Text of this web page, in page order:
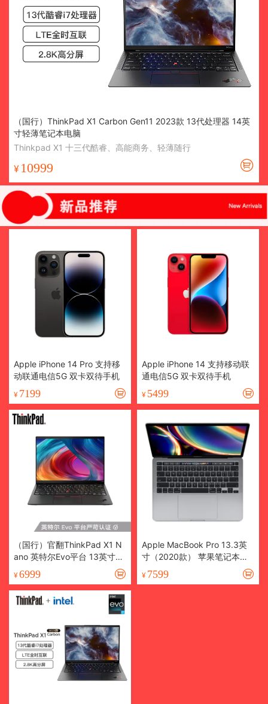
（国行）ThinkPad X1 Carbon Gen11 2023款 13代处理器 14英
寸轻薄笔记本电脑
Thinkpad X1 十三代酷睿、高能商务、轻薄随行
¥ 10999
Apple iPhone 14 Pro 支持移
动联通电信5G 双卡双待手机
¥ 7199
Apple iPhone 14 支持移动联
通电信5G 双卡双待手机
¥ 5499
（国行）官翻ThinkPad X1 N
ano 英特尔Evo平台 13英寸轻
薄笔记本电脑
¥6999
Apple MacBook Pro 13.3英
寸（2020款） 苹果笔记本电
脑 新款八核M1芯片 仅支持Ma
c系统 深空灰 【2020款】
¥ 7599